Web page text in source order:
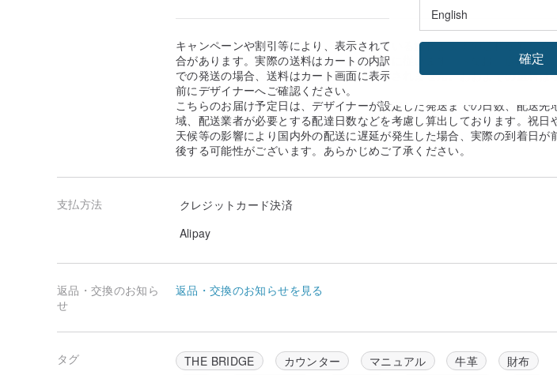
キャンペーンや割引等により、表示されている送料と実際の送料が異なる
合があります。実際の送料はカートの内訳に従います。 ※なお、送料着払い
での発送の場合、送料はカート画面に表示されません。おおよその送料は
前にデザイナーへご確認ください。
こちらのお届け予定日は、デザイナーが設定した発送までの日数、配送先
域、配送業者が必要とする配達日数などを考慮し算出しております。祝日
天候等の影響により国内外の配送に遅延が発生した場合、実際の到着日が
後する可能性がございます。あらかじめご了承ください。
支払方法
クレジットカード決済
Alipay
返品・交換のお知ら
せ
返品・交換のお知らせを見る
タグ THE BRIDGE カウンター マニュアル 牛革
財布
確定